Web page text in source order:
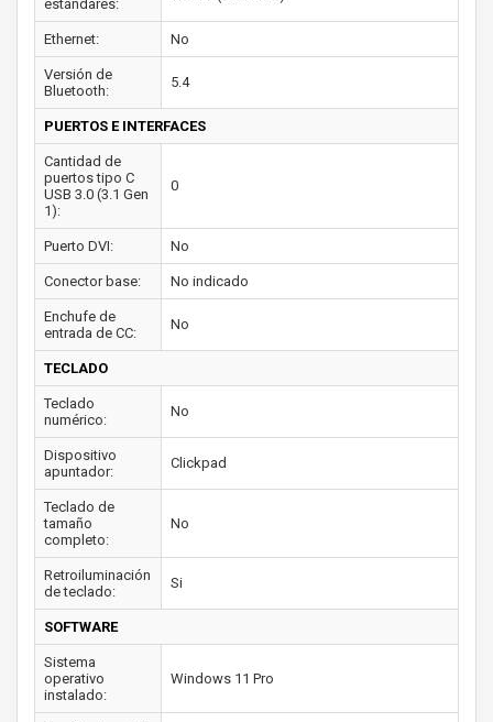
estándares:
Ethernet: No
Versión de
Bluetooth:
5.4
PUERTOS E INTERFACES
Cantidad de
puertos tipo C
USB 3.0 (3.1 Gen
1):
0
Puerto DVI: No
Conector base: No indicado
Enchufe de
entrada de CC:
No
TECLADO
Teclado
numérico:
No
Dispositivo
apuntador:
Clickpad
Teclado de
tamaño
completo:
No
Retroiluminación
de teclado:
Si
SOFTWARE
Sistema
operativo
instalado:
Windows 11 Pro